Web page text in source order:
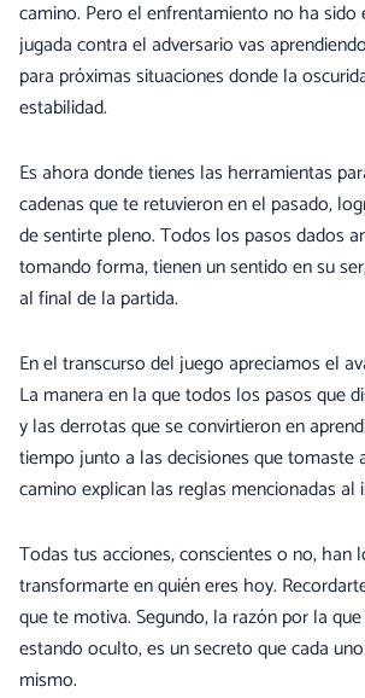
camino. Pero el enfrentamiento no ha sido
jugada contra el adversario vas
para próximas situaciones donde la
estabilidad.
Es ahora donde tienes las herramientas
cadenas que te retuvieron en el pasado,
de sentirte pleno. Todos los pasos dados
tomando forma, tienen un sentido en su
al final de la partida.
En el transcurso del juego apreciamos el
La manera en la que todos los pasos que
y las derrotas que se convirtieron en
tiempo junto a las decisiones que tomaste
camino explican las reglas mencionadas al
Todas tus acciones, conscientes o no, han
transformarte en quién eres hoy.
que te motiva. Segundo, la razón por la
estando oculto, es un secreto que cada
mismo.